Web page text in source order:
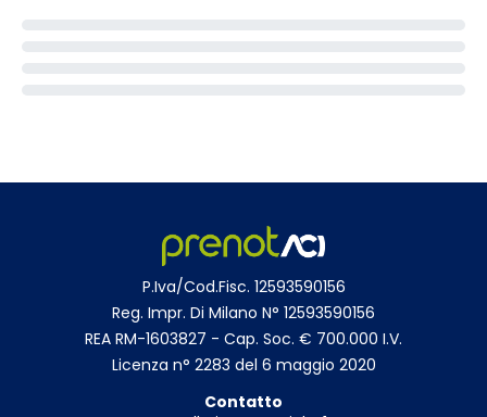
P.Iva/Cod.Fisc. 12593590156
Reg. Impr. Di Milano N° 12593590156
REA RM-1603827 - Cap. Soc. € 700.000 I.V.
Licenza n° 2283 del 6 maggio 2020
Contatto